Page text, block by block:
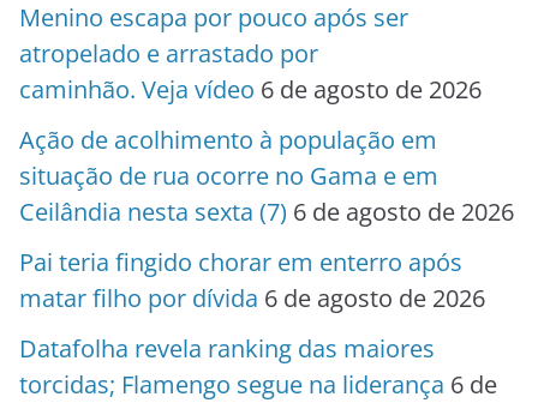
Menino escapa por pouco após ser
atropelado e arrastado por
caminhão. Veja vídeo 6 de agosto de 2026
Ação de acolhimento à população em
situação de rua ocorre no Gama e em
Ceilândia nesta sexta (7) 6 de agosto de 2026
Pai teria fingido chorar em enterro após
matar filho por dívida 6 de agosto de 2026
Datafolha revela ranking das maiores
torcidas; Flamengo segue na liderança 6 de